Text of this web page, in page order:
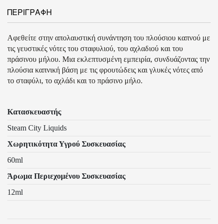
ΠΕΡΙΓΡΑΦΗ
Αφεθείτε στην απολαυστική συνάντηση του πλούσιου καπνού με
τις γευστικές νότες του σταφυλιού, του αχλαδιού και του
πράσινου μήλου. Μια εκλεπτυσμένη εμπειρία, συνδυάζοντας την
πλούσια καπνική βάση με τις φρουτώδεις και γλυκές νότες από
το σταφύλι, το αχλάδι και το πράσινο μήλο.
Κατασκευαστής
Steam City Liquids
Χωρητικότητα Υγρού Συσκευασίας
60ml
Άρωμα Περιεχομένου Συσκευασίας
12ml